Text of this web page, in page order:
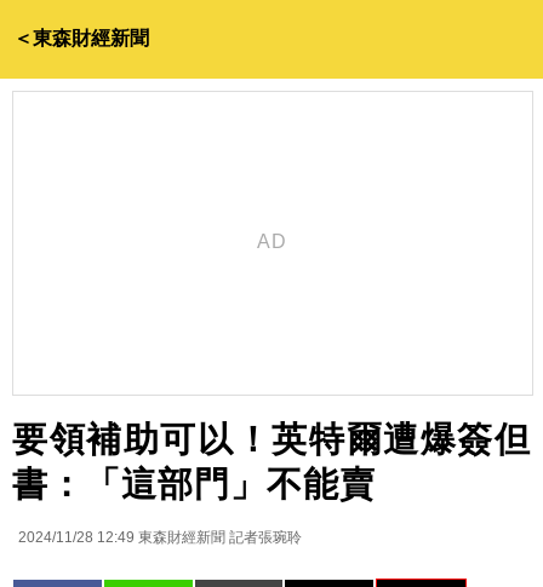
＜東森財經新聞
要領補助可以！英特爾遭爆簽但
書：「這部門」不能賣
2024/11/28 12:49 東森財經新聞 記者張琬聆